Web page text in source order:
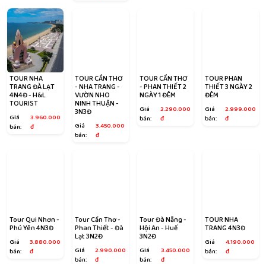
TOUR NHA
TRANG ĐÀ LẠT
4N4Đ - H&L
TOURIST
Giá
bán:
3.960.000
đ
TOUR CẦN THƠ
- NHA TRANG -
VƯỜN NHO
NINH THUẬN -
3N3Đ
Giá
bán:
3.450.000
đ
TOUR CẦN THƠ
- PHAN THIẾT 2
NGÀY 1 ĐÊM
Giá
bán:
2.290.000
đ
TOUR PHAN
THIẾT 3 NGÀY 2
ĐÊM
Giá
bán:
2.999.000
đ
Tour Qui Nhơn -
Phú Yên 4N3Đ
Giá
bán:
3.880.000
đ
Tour Cần Thơ -
Phan Thiết - Đà
Lạt 3N2Đ
Giá
bán:
2.990.000
đ
Tour Đà Nẵng -
Hội An - Huế
3N2Đ
Giá
bán:
3.450.000
đ
TOUR NHA
TRANG 4N3Đ
Giá
bán:
4.190.000
đ